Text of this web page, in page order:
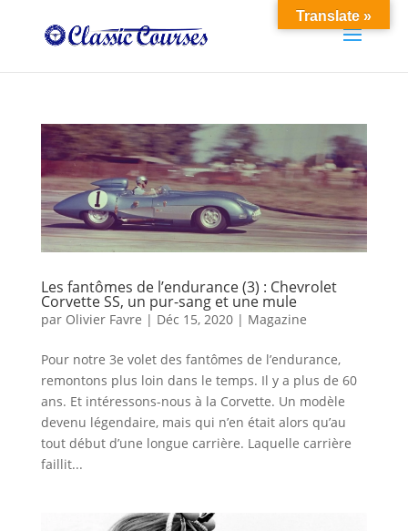
Les fantômes de l’endurance (3) : Chevrolet
Corvette SS, un pur-sang et une mule
par Olivier Favre | Déc 15, 2020| Magazine
Pour notre 3e volet des fantômes de l’endurance,
remontons plus loin dans le temps. Il y a plus de 60
ans. Et intéressons-nous à la Corvette. Un modèle
devenu légendaire, mais qui n’en était alors qu’au
tout début d’une longue carrière. Laquelle carrière
faillit...
Translate »